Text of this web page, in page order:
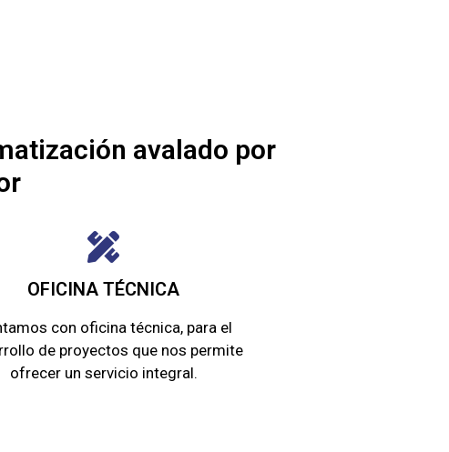
avalado por
OFICINA TÉCNICA
con oficina técnica, para el
de proyectos que nos permite
ofrecer un servicio integral.